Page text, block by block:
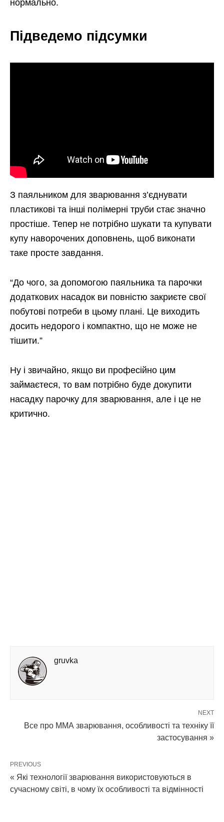
нормально.
Підведемо підсумки
З паяльником для зварювання з’єднувати
пластикові та інші полімерні труби стає значно
простіше. Тепер не потрібно шукати та купувати
купу наворочених доповнень, щоб виконати
таке просте завдання.
“До чого, за допомогою паяльника та парочки
додаткових насадок ви повністю закриєте свої
побутові потреби в цьому плані. Це виходить
досить недорого і компактно, що не може не
тішити.”
Ну і звичайно, якщо ви професійно цим
займаєтеся, то вам потрібно буде докупити
насадку парочку для зварювання, але і це не
критично.
gruvka
NEXT
Все про ММА зварювання, особливості та техніку її
застосування »
PREVIOUS
« Які технології зварювання використовуються в
сучасному світі, в чому їх особливості та відмінності